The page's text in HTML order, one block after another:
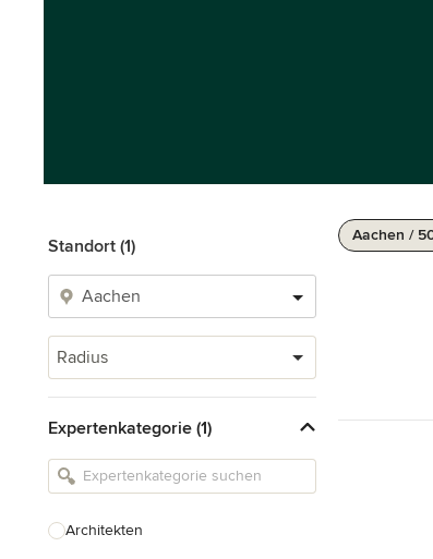
Standort (1)
Radius
Expertenkategorie (1)
Architekten
Aachen /